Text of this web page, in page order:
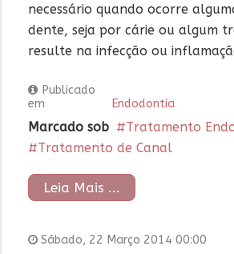
necessário quando ocorre
dente, seja por cárie ou algum
resulte na infecção ou
Publicado
em
Endodontia
Marcado sob
Tratamento
Tratamento de Canal
Leia Mais ...
Sábado, 22 Março 2014 00:00